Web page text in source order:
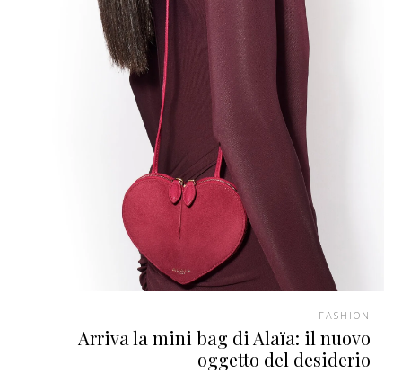
FASHION
Arriva la mini bag di Alaïa: il nuovo
oggetto del desiderio